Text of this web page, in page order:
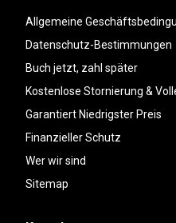
Allgemeine
Datenschutz-Bestimmungen
Buch jetzt, zahl später
Kostenlose Stornierung &
Garantiert Niedrigster Preis
Finanzieller Schutz
Wer wir sind
Sitemap